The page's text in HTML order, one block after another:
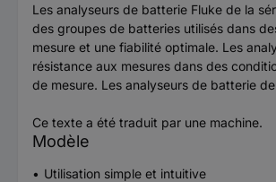
Les analyseurs de batterie Fluke de la
des groupes de batteries utilisés dans
mesure et une fiabilité optimale. Les
résistance aux mesures dans des
de mesure. Les analyseurs de batterie
Ce texte a été traduit par une machine.
Modèle
Utilisation simple et intuitive